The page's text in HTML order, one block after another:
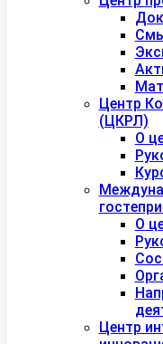
Центр
(ЦКРЛ)
О
О
Центр